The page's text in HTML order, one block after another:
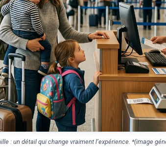
: un détail qui change vraiment l’expérience. *(image